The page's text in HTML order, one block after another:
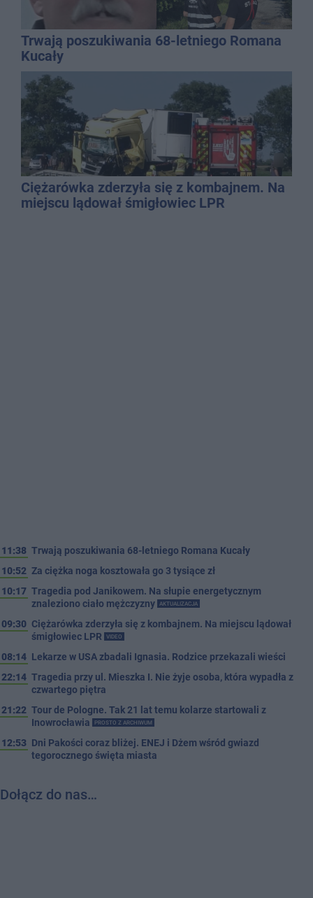
Trwają poszukiwania 68-letniego Romana
Kucały
Ciężarówka zderzyła się z kombajnem. Na
miejscu lądował śmigłowiec LPR
11:38 Trwają poszukiwania 68-letniego Romana Kucały
10:52 Za ciężka noga kosztowała go 3 tysiące zł
10:17 Tragedia pod Janikowem. Na słupie energetycznym
znaleziono ciało mężczyzny
AKTUALIZACJA
09:30 Ciężarówka zderzyła się z kombajnem. Na miejscu lądował
śmigłowiec LPR
VIDEO
08:14 Lekarze w USA zbadali Ignasia. Rodzice przekazali wieści
22:14 Tragedia przy ul. Mieszka I. Nie żyje osoba, która wypadła z
czwartego piętra
21:22 Tour de Pologne. Tak 21 lat temu kolarze startowali z
Inowrocławia
PROSTO Z ARCHIWUM
12:53 Dni Pakości coraz bliżej. ENEJ i Dżem wśród gwiazd
tegorocznego święta miasta
Dołącz do nas…